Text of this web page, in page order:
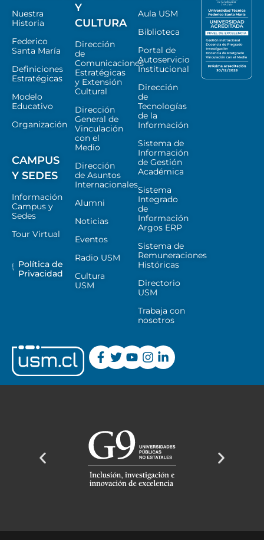
Nuestra
Historia
Federico
Santa María
Definiciones
Estratégicas
Modelo
Educativo
Organización
CAMPUS
Y SEDES
Información
Campus y
Sedes
Tour Virtual
Política de
Privacidad
Y
CULTURA
Dirección
de
Comunicaciones
Estratégicas
y Extensión
Cultural
Dirección
General de
Vinculación
con el
Medio
Dirección
de Asuntos
Internacionales
Alumni
Noticias
Eventos
Radio USM
Cultura
USM
Aula USM
Biblioteca
Portal de
Autoservicio
Institucional
Dirección
de
Tecnologías
de la
Información
Sistema de
Información
de Gestión
Académica
Sistema
Integrado
de
Información
Argos ERP
Sistema de
Remuneraciones
Históricas
Directorio
USM
Trabaja con
nosotros